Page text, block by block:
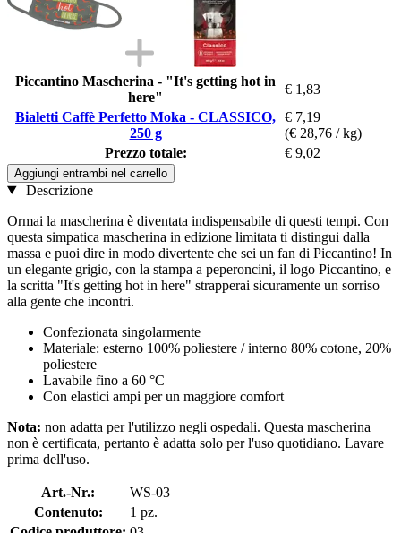
Piccantino Mascherina - "It's getting hot in
here"
€ 1,83
Bialetti Caffè Perfetto Moka - CLASSICO,
250 g
€ 7,19
(€ 28,76 / kg)
Prezzo totale:
€ 9,02
Aggiungi entrambi nel carrello
Descrizione
Ormai la mascherina è diventata indispensabile di questi tempi. Con
questa simpatica mascherina in edizione limitata ti distingui dalla
massa e puoi dire in modo divertente che sei un fan di Piccantino! In
un elegante grigio, con la stampa a peperoncini, il logo Piccantino, e
la scritta "It's getting hot in here" strapperai sicuramente un sorriso
alla gente che incontri.
Confezionata singolarmente
Materiale: esterno 100% poliestere / interno 80% cotone, 20%
poliestere
Lavabile fino a 60 °C
Con elastici ampi per un maggiore comfort
Nota: non adatta per l'utilizzo negli ospedali. Questa mascherina
non è certificata, pertanto è adatta solo per l'uso quotidiano. Lavare
prima dell'uso.
Art.-Nr.:
WS-03
Contenuto:
1 pz.